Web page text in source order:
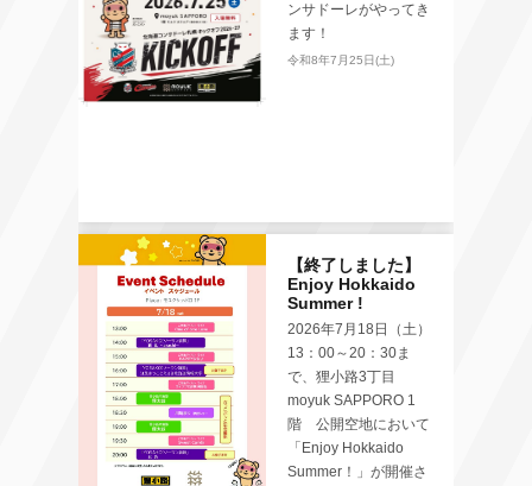
ンサドーレがやってき
ます！
令和8年7月25日(土)
【終了しました】
Enjoy Hokkaido
Summer !
2026年7月18日（土）
13：00～20：30ま
で、狸小路3丁目
moyuk SAPPORO 1
階 公開空地において
「Enjoy Hokkaido
Summer！」が開催さ